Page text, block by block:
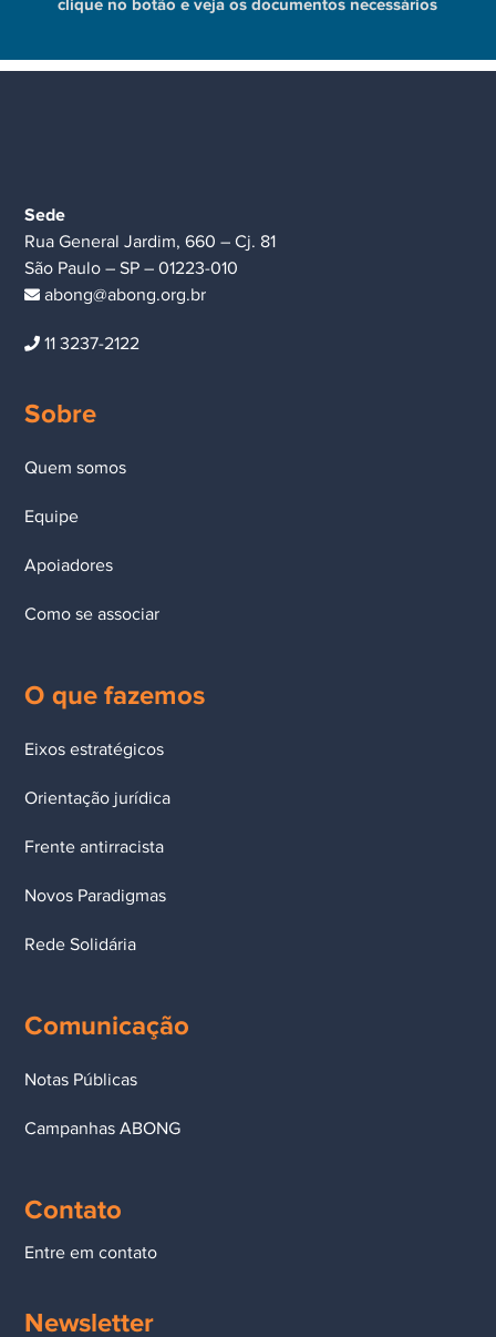
Sede
Rua General Jardim, 660 – Cj. 81
São Paulo – SP – 01223-010
abong@abong.org.br
11 3237-2122
Sobre
Quem somos
Equipe
Apoiadores
Como se associar
O que fazemos
Eixos estratégicos
Orientação jurídica
Frente antirracista
Novos Paradigmas
Rede Solidária
Comunicação
Notas Públicas
Campanhas ABONG
Contato
Entre em contato
Newsletter